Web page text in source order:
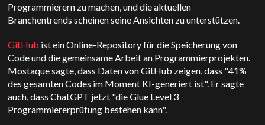
Programmierern zu machen, und die aktuellen
Branchentrends scheinen seine Ansichten zu unterstützen.
GitHub ist ein Online-Repository für die Speicherung von
Code und die gemeinsame Arbeit an Programmierprojekten.
Mostaque sagte, dass Daten von GitHub zeigen, dass "41%
des gesamten Codes im Moment KI-generiert ist". Er sagte
auch, dass ChatGPT jetzt "die Glue Level 3
Programmiererprüfung bestehen kann".